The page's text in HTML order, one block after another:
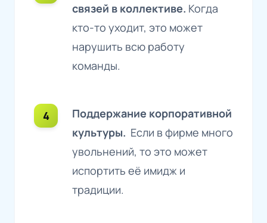
связей в коллективе. Когда
кто-то уходит, это может
нарушить всю работу
команды.
Поддержание корпоративной
культуры. Если в фирме много
увольнений, то это может
испортить её имидж и
традиции.